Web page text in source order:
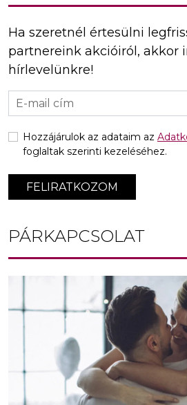
Ha szeretnél értesülni
partnereink akcióiról, akkor
hírlevelünkre!
FELIRATKOZOM
Hozzájárulok az adataim az
foglaltak szerinti kezeléséhez.
PÁRKAPCSOLAT